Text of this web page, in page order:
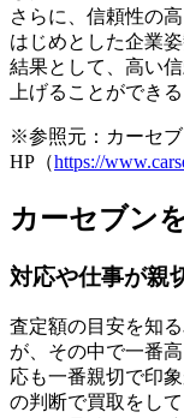
さらに、信頼性の
はじめとした企業
結果として、高い
上げることができ
※参照元：カーセ
HP（https://
カーセブン
対応や仕事が親
査定額の目安を知
が、その中で一番
応も一番親切で印
の判断で買取をし